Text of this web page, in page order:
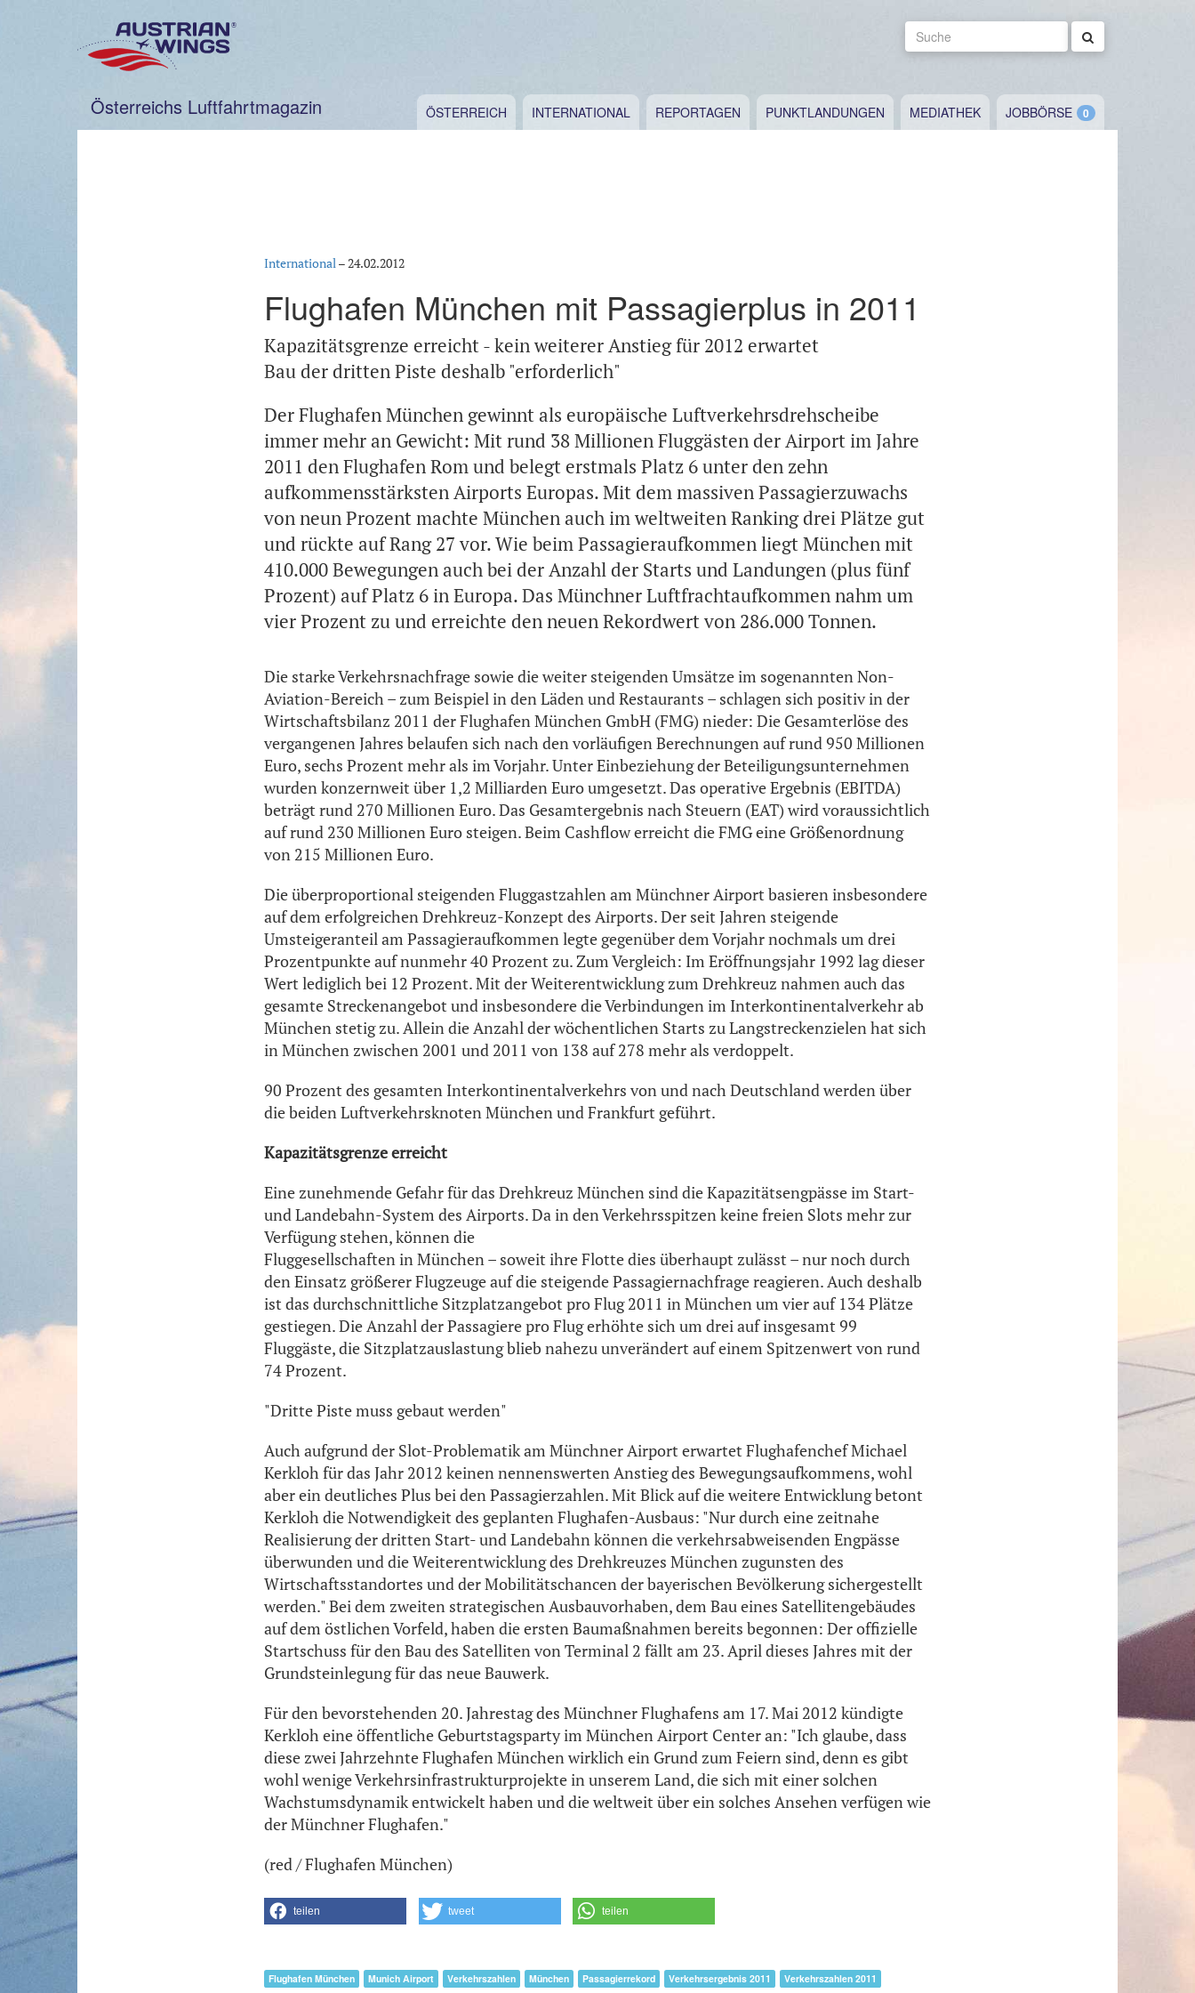
Suche
Österreichs Luftfahrtmagazin ÖSTERREICH INTERNATIONAL REPORTAGEN PUNKTLANDUNGEN MEDIATHEK JOBBÖRSE
International–24.02.2012
Flughafen München mit Passagierplus in 2011
Kapazitätsgrenze erreicht - kein weiterer Anstieg für 2012 erwartet
Bau der dritten Piste deshalb "erforderlich"
Der Flughafen München gewinnt als europäische Luftverkehrsdrehscheibe
immer mehr an Gewicht: Mit rund 38 Millionen Fluggästen der Airport im Jahre
2011 den Flughafen Rom und belegt erstmals Platz 6 unter den zehn
aufkommensstärksten Airports Europas. Mit dem massiven Passagierzuwachs
von neun Prozent machte München auch im weltweiten Ranking drei Plätze gut
und rückte auf Rang 27 vor. Wie beim Passagieraufkommen liegt München mit
410.000 Bewegungen auch bei der Anzahl der Starts und Landungen (plus fünf
Prozent) auf Platz 6 in Europa. Das Münchner Luftfrachtaufkommen nahm um
vier Prozent zu und erreichte den neuen Rekordwert von 286.000 Tonnen.
Die starke Verkehrsnachfrage sowie die weiter steigenden Umsätze im sogenannten Non-
Aviation-Bereich – zum Beispiel in den Läden und Restaurants – schlagen sich positiv in der
Wirtschaftsbilanz 2011 der Flughafen München GmbH (FMG) nieder: Die Gesamterlöse des
vergangenen Jahres belaufen sich nach den vorläufigen Berechnungen auf rund 950 Millionen
Euro, sechs Prozent mehr als im Vorjahr. Unter Einbeziehung der Beteiligungsunternehmen
wurden konzernweit über 1,2 Milliarden Euro umgesetzt. Das operative Ergebnis (EBITDA)
beträgt rund 270 Millionen Euro. Das Gesamtergebnis nach Steuern (EAT) wird voraussichtlich
auf rund 230 Millionen Euro steigen. Beim Cashflow erreicht die FMG eine Größenordnung
von 215 Millionen Euro.
Die überproportional steigenden Fluggastzahlen am Münchner Airport basieren insbesondere
auf dem erfolgreichen Drehkreuz-Konzept des Airports. Der seit Jahren steigende
Umsteigeranteil am Passagieraufkommen legte gegenüber dem Vorjahr nochmals um drei
Prozentpunkte auf nunmehr 40 Prozent zu. Zum Vergleich: Im Eröffnungsjahr 1992 lag dieser
Wert lediglich bei 12 Prozent. Mit der Weiterentwicklung zum Drehkreuz nahmen auch das
gesamte Streckenangebot und insbesondere die Verbindungen im Interkontinentalverkehr ab
München stetig zu. Allein die Anzahl der wöchentlichen Starts zu Langstreckenzielen hat sich
in München zwischen 2001 und 2011 von 138 auf 278 mehr als verdoppelt.
90 Prozent des gesamten Interkontinentalverkehrs von und nach Deutschland werden über
die beiden Luftverkehrsknoten München und Frankfurt geführt.
Kapazitätsgrenze erreicht
Eine zunehmende Gefahr für das Drehkreuz München sind die Kapazitätsengpässe im Start-
und Landebahn-System des Airports. Da in den Verkehrsspitzen keine freien Slots mehr zur
Verfügung stehen, können die
Fluggesellschaften in München – soweit ihre Flotte dies überhaupt zulässt – nur noch durch
den Einsatz größerer Flugzeuge auf die steigende Passagiernachfrage reagieren. Auch deshalb
ist das durchschnittliche Sitzplatzangebot pro Flug 2011 in München um vier auf 134 Plätze
gestiegen. Die Anzahl der Passagiere pro Flug erhöhte sich um drei auf insgesamt 99
Fluggäste, die Sitzplatzauslastung blieb nahezu unverändert auf einem Spitzenwert von rund
74 Prozent.
"Dritte Piste muss gebaut werden"
Auch aufgrund der Slot-Problematik am Münchner Airport erwartet Flughafenchef Michael
Kerkloh für das Jahr 2012 keinen nennenswerten Anstieg des Bewegungsaufkommens, wohl
aber ein deutliches Plus bei den Passagierzahlen. Mit Blick auf die weitere Entwicklung betont
Kerkloh die Notwendigkeit des geplanten Flughafen-Ausbaus: "Nur durch eine zeitnahe
Realisierung der dritten Start- und Landebahn können die verkehrsabweisenden Engpässe
überwunden und die Weiterentwicklung des Drehkreuzes München zugunsten des
Wirtschaftsstandortes und der Mobilitätschancen der bayerischen Bevölkerung sichergestellt
werden." Bei dem zweiten strategischen Ausbauvorhaben, dem Bau eines Satellitengebäudes
auf dem östlichen Vorfeld, haben die ersten Baumaßnahmen bereits begonnen: Der offizielle
Startschuss für den Bau des Satelliten von Terminal 2 fällt am 23. April dieses Jahres mit der
Grundsteinlegung für das neue Bauwerk.
Für den bevorstehenden 20. Jahrestag des Münchner Flughafens am 17. Mai 2012 kündigte
Kerkloh eine öffentliche Geburtstagsparty im München Airport Center an: "Ich glaube, dass
diese zwei Jahrzehnte Flughafen München wirklich ein Grund zum Feiern sind, denn es gibt
wohl wenige Verkehrsinfrastrukturprojekte in unserem Land, die sich mit einer solchen
Wachstumsdynamik entwickelt haben und die weltweit über ein solches Ansehen verfügen wie
der Münchner Flughafen."
(red / Flughafen München)
teilen tweet teilen
Flughafen München Munich Airport Verkehrszahlen München Passagierrekord Verkehrsergebnis 2011 Verkehrszahlen 2011